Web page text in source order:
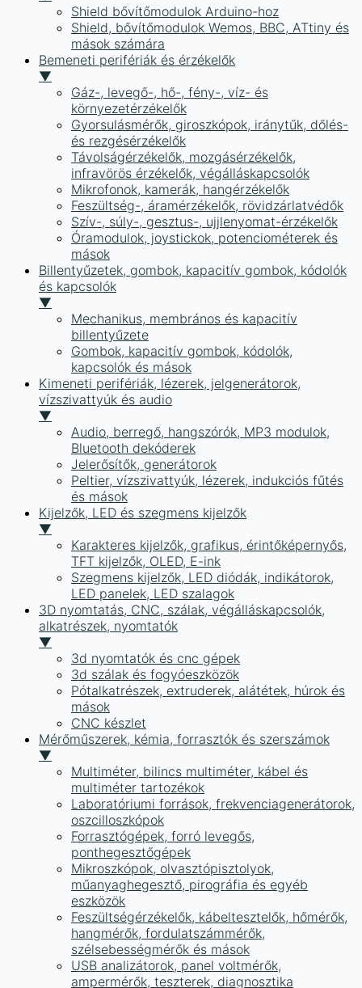
Shield bővítőmodulok Arduino-hoz
Shield, bővítőmodulok Wemos, BBC, ATtiny és
mások számára
Bemeneti perifériák és érzékelők
▼
Gáz-, levegő-, hő-, fény-, víz- és
környezetérzékelők
Gyorsulásmérők, giroszkópok, iránytűk, dőlés-
és rezgésérzékelők
Távolságérzékelők, mozgásérzékelők,
infravörös érzékelők, végálláskapcsolók
Mikrofonok, kamerák, hangérzékelők
Feszültség-, áramérzékelők, rövidzárlatvédők
Szív-, súly-, gesztus-, ujjlenyomat-érzékelők
Óramodulok, joystickok, potenciométerek és
mások
Billentyűzetek, gombok, kapacitív gombok, kódolók
és kapcsolók
▼
Mechanikus, membrános és kapacitív
billentyűzete
Gombok, kapacitív gombok, kódolók,
kapcsolók és mások
Kimeneti perifériák, lézerek, jelgenerátorok,
vízszivattyúk és audio
▼
Audio, berregő, hangszórók, MP3 modulok,
Bluetooth dekóderek
Jelerősítők, generátorok
Peltier, vízszivattyúk, lézerek, indukciós fűtés
és mások
Kijelzők, LED és szegmens kijelzők
▼
Karakteres kijelzők, grafikus, érintőképernyős,
TFT kijelzők, OLED, E-ink
Szegmens kijelzők, LED diódák, indikátorok,
LED panelek, LED szalagok
3D nyomtatás, CNC, szálak, végálláskapcsolók,
alkatrészek, nyomtatók
▼
3d nyomtatók és cnc gépek
3d szálak és fogyóeszközök
Pótalkatrészek, extruderek, alátétek, húrok és
mások
CNC készlet
Mérőműszerek, kémia, forrasztók és szerszámok
▼
Multiméter, bilincs multiméter, kábel és
multiméter tartozékok
Laboratóriumi források, frekvenciagenerátorok,
oszcilloszkópok
Forrasztógépek, forró levegős,
ponthegesztőgépek
Mikroszkópok, olvasztópisztolyok,
műanyaghegesztő, pirográfia és egyéb
eszközök
Feszültségérzékelők, kábeltesztelők, hőmérők,
hangmérők, fordulatszámmérők,
szélsebességmérők és mások
USB analizátorok, panel voltmérők,
ampermérők, teszterek, diagnosztika